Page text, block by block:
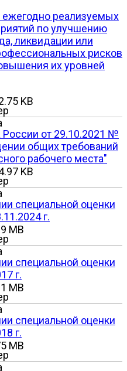
реализуемых
по улучшению
ликвидации или
рисков
их уровней
KB
от 29.10.2021 №
общих требований
рабочего места"
KB
специальной оценки
г.
MB
специальной оценки
г.
MB
специальной оценки
г.
MB